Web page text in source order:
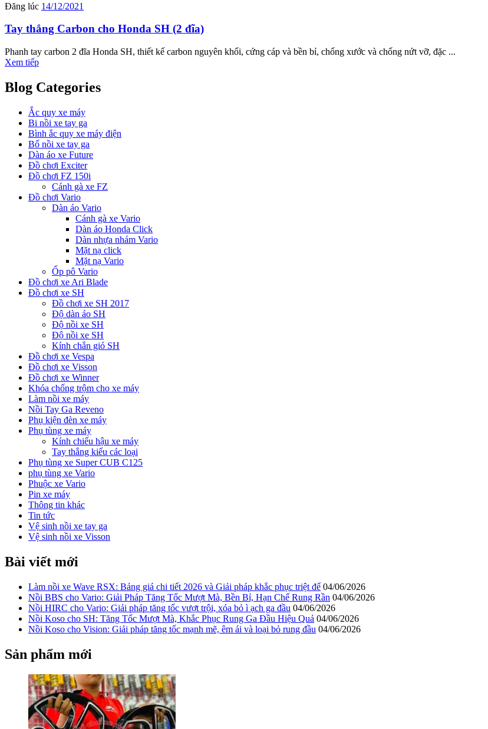
Đăng lúc 14/12/2021
Tay thắng Carbon cho Honda SH (2 đĩa)
Phanh tay carbon 2 đĩa Honda SH, thiết kế carbon nguyên khối, cứng cáp và bền bỉ, chống xước và chống nứt vỡ, đặc ...
Xem tiếp
Blog Categories
Ắc quy xe máy
Bi nồi xe tay ga
Bình ắc quy xe máy điện
Bố nồi xe tay ga
Dàn áo xe Future
Đồ chơi Exciter
Đồ chơi FZ 150i
Cánh gà xe FZ
Đồ chơi Vario
Dàn áo Vario
Cánh gà xe Vario
Dàn áo Honda Click
Dàn nhựa nhám Vario
Mặt nạ click
Mặt nạ Vario
Ốp pô Vario
Đồ chơi xe Ari Blade
Đồ chơi xe SH
Đồ chơi xe SH 2017
Độ dàn áo SH
Độ nồi xe SH
Độ nồi xe SH
Kính chắn gió SH
Đồ chơi xe Vespa
Đồ chơi xe Visson
Đồ chơi xe Winner
Khóa chống trộm cho xe máy
Làm nồi xe máy
Nồi Tay Ga Reveno
Phụ kiện đèn xe máy
Phụ tùng xe máy
Kính chiếu hậu xe máy
Tay thắng kiểu các loại
Phụ tùng xe Super CUB C125
phụ tùng xe Vario
Phuộc xe Vario
Pin xe máy
Thông tin khác
Tin tức
Vệ sinh nồi xe tay ga
Vệ sinh nồi xe Visson
Bài viết mới
Làm nồi xe Wave RSX: Bảng giá chi tiết 2026 và Giải pháp khắc phục triệt để 04/06/2026
Nồi BBS cho Vario: Giải Pháp Tăng Tốc Mượt Mà, Bền Bỉ, Hạn Chế Rung Rần 04/06/2026
Nồi HIRC cho Vario: Giải pháp tăng tốc vượt trội, xóa bỏ ì ạch ga đầu 04/06/2026
Nồi Koso cho SH: Tăng Tốc Mượt Mà, Khắc Phục Rung Ga Đầu Hiệu Quả 04/06/2026
Nồi Koso cho Vision: Giải pháp tăng tốc mạnh mẽ, êm ái và loại bỏ rung đầu 04/06/2026
Sản phẩm mới